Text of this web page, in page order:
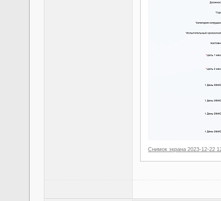
Снимок экрана 2023-12-22